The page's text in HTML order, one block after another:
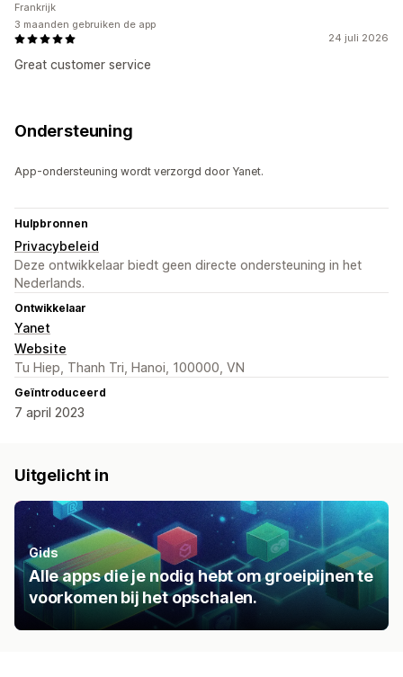
24 juli 2026
Great customer service
Frankrijk
3 maanden gebruiken de app
Ondersteuning
App-ondersteuning wordt verzorgd door Yanet.
Hulpbronnen
Privacybeleid
Deze ontwikkelaar biedt geen directe ondersteuning in het
Nederlands.
Ontwikkelaar
Yanet
Website
Tu Hiep, Thanh Tri, Hanoi, 100000, VN
Geïntroduceerd
7 april 2023
Uitgelicht in
Gids
Alle apps die je nodig hebt om groeipijnen te
voorkomen bij het opschalen.